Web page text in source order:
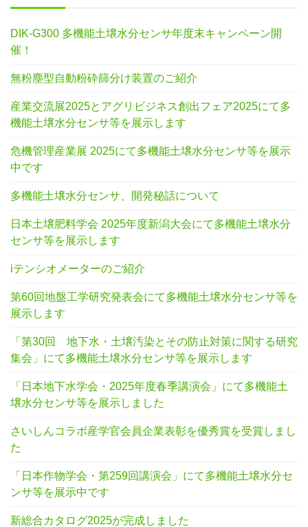
DIK-G300 多機能土壌水分センサ年度末キャンペーン開
催！
無粉塵型自動粉砕篩分け装置のご紹介
産業交流展2025とアグリビジネス創出フェア2025にて多
機能土壌水分センサ等を展示します
危機管理産業展 2025にて多機能土壌水分センサ等を展示
中です
多機能土壌水分センサ、開発秘話について
日本土壌肥料学会 2025年度新潟大会にて多機能土壌水分
センサ等を展示します
iテンシオメーターのご紹介
第60回地盤工学研究発表会にて多機能土壌水分センサ等を
展示します
「第30回 地下水・土壌汚染とその防止対策に関する研究
集会」にて多機能土壌水分センサ等を展示します
「日本地下水学会・2025年度春季講演会」にて多機能土
壌水分センサ等を展示しました
さいしんコラボ産学官会員企業表彰を優秀賞を受賞しまし
た
「日本作物学会・第259回講演会」にて多機能土壌水分セ
ンサ等を展示中です
新総合カタログ2025が完成しました